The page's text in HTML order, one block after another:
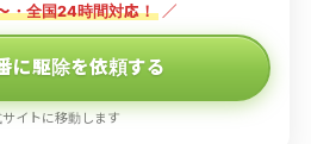
・全国24時間対応！／
に駆除を依頼する
イトに移動します